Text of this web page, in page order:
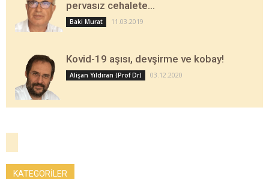
pervasız cehalete…
Baki Murat 11.03.2019
Kovid-19 aşısı, devşirme ve kobay!
Alişan Yıldıran (Prof Dr) 03.12.2020
KATEGORİLER